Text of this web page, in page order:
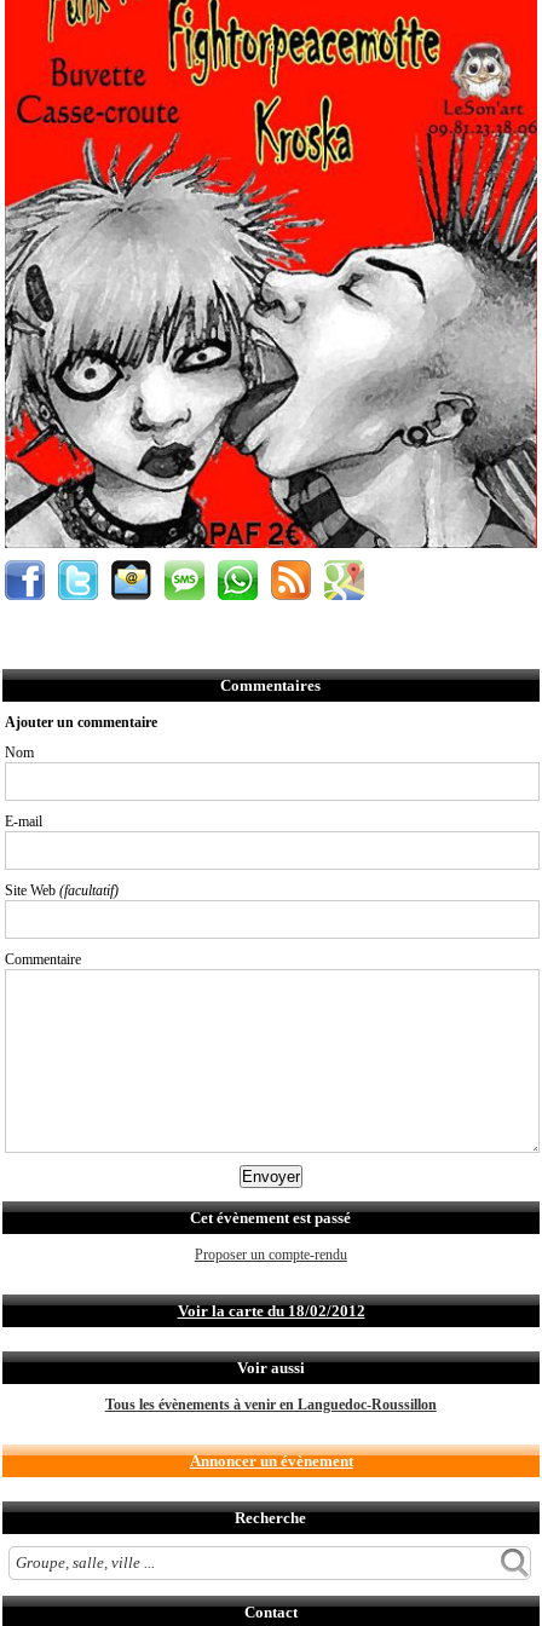
Commentaires
Ajouter un commentaire
Nom
E-mail
Site Web (facultatif)
Commentaire
Cet évènement est passé
Proposer un compte-rendu
Voir la carte du 18/02/2012
Voir aussi
Tous les évènements à venir en Languedoc-Roussillon
Annoncer un évènement
Recherche
Contact